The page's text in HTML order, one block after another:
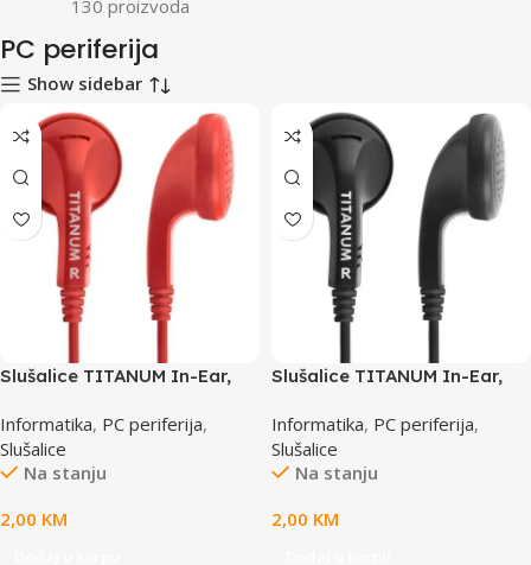
130 proizvoda
PC periferija
Show sidebar
Slušalice TITANUM In-Ear,
Informatika, PC periferija,
Slušalice
Na stanju
2,00 KM
Slušalice TITANUM In-Ear,
Informatika, PC periferija,
Slušalice
Na stanju
2,00 KM